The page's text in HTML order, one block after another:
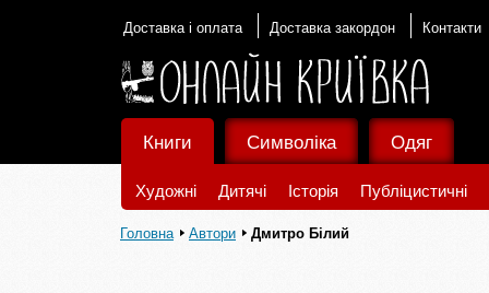
Доставка і оплата Доставка закордон Контакти
Книги
Художні Дитячі Історія Публіцистичні
Символіка Одяг
Головна Автори Дмитро Білий